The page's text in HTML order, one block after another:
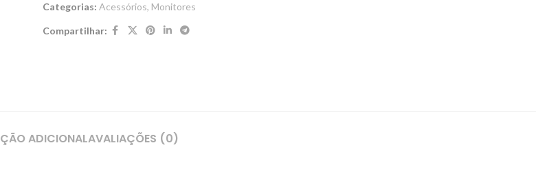
Categorias: Acessórios, Monitores
Compartilhar:
ADICIONALAVALIAÇÕES (0)